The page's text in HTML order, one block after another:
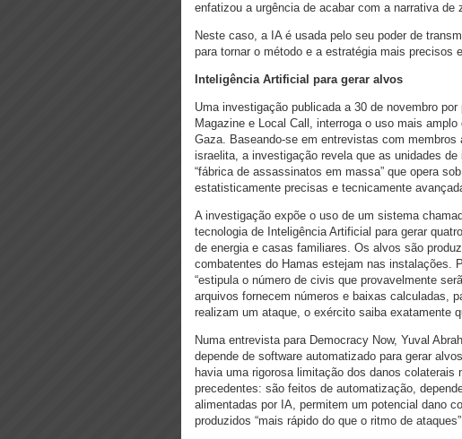
enfatizou a urgência de acabar com a narrativa
Neste caso, a IA é usada pelo seu poder de
para tornar o método e a estratégia mais precisos
Inteligência Artificial para gerar alvos
Uma investigação publicada a 30 de novembro
Magazine e Local Call, interroga o uso mais
Gaza. Baseando-se em entrevistas com
israelita, a investigação revela que as unidades
“fábrica de assassinatos em massa” que opera
estatisticamente precisas e tecnicamente
A investigação expõe o uso de um sistema
tecnologia de Inteligência Artificial para gerar
de energia e casas familiares. Os alvos são
combatentes do Hamas estejam nas instalações.
“estipula o número de civis que provavelmente
arquivos fornecem números e baixas calculadas,
realizam um ataque, o exército saiba exatamente
Numa entrevista para Democracy Now, Yuval
depende de software automatizado para gerar
havia uma rigorosa limitação dos danos
precedentes: são feitos de automatização,
alimentadas por IA, permitem um potencial dano
produzidos “mais rápido do que o ritmo de